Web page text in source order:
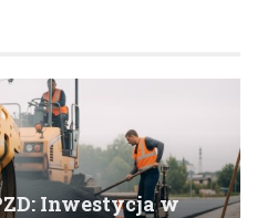
Inwestycja w